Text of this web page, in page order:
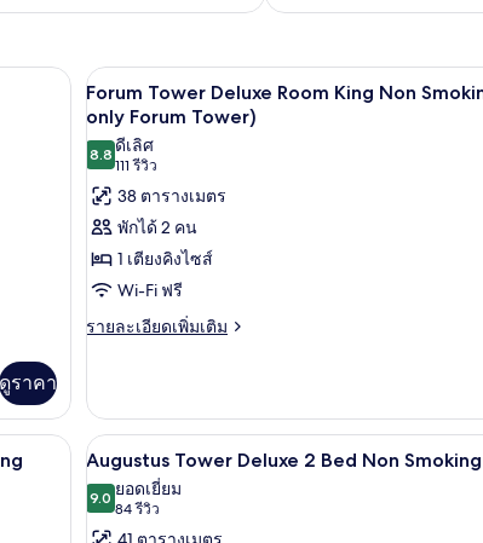
ดูราคา
เปิด
ภาพถ่าย
ทั้งหมด
ของ
Forum
Tower
Deluxe
Room
King
(Adult
only
Forum
Tower)
เครื่องนอนระดับพรีเ
4
Forum Tower Deluxe Room King Non
only Forum Tower)
8.88.8 จาก 10
ดีเลิศ
111 รีวิว
(111
รีวิว)
38 ตารางเมตร
พักได้ 2 คน
1 เตียงคิงไซส์
Wi-Fi ฟรี
รายละเอียดเพิ่มเติม
ราย
เกี่ยว
กับ
Forum
Tower
Deluxe
Room
, เตียงพร้อมฟูกเสริมที่นอน, ตู้นิรภัยในห้องพัก
เปิด
ภาพถ่าย
ทั้งหมด
เครื่องนอนระดับพรีเ
4
Augustus Tower Deluxe 2 Bed Non Smoking
9.09.0 จาก 10
ยอดเยี่ยม
84 รีวิว
(84